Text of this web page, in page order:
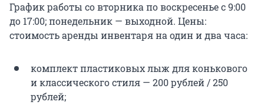
График работы со вторника по воскресенье с 9:00
до 17:00; понедельник — выходной. Цены:
стоимость аренды инвентаря на один и два часа:
комплект пластиковых лыж для конькового
и классического стиля — 200 рублей / 250
рублей;